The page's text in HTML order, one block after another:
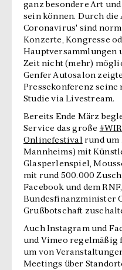
ganz besondere Art
sein können. Durch die
Coronavirus' sind
Konzerte, Kongresse
Hauptversammlungen
Zeit nicht (mehr)
Genfer Autosalon
Pressekonferenz
Studie via Livestream.
Bereits Ende März
Service das große
Onlinefestival rund um
Mannheims) mit
Glasperlenspiel,
mit rund 500.000
Facebook und dem
Bundesfinanzminister
Grußbotschaft
Auch Instagram und
und Vimeo regelmäßig
um von
Meetings über